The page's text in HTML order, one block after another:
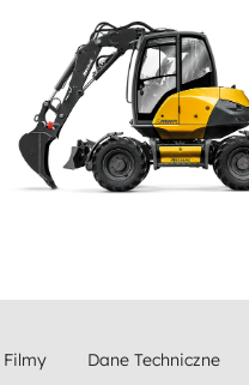
Filmy Dane Techniczne